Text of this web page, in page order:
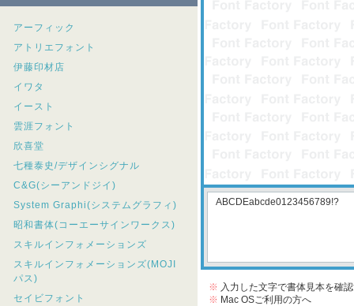
アーフィック
アトリエフォント
伊藤印材店
イワタ
イースト
雲涯フォント
欣喜堂
七種泰史/デザインシグナル
C&G(シーアンドジイ)
System Graphi(システムグラフィ)
昭和書体(コーエーサインワークス)
スキルインフォメーションズ
スキルインフォメーションズ(MOJI
パス)
セイビフォント
※ 入力した文字で書体見本を確
※ Mac OSご利用の方へ